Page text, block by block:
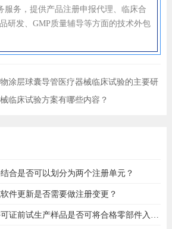
服务，提供产品注册申报代理、临床合
研发、GMP质量辅导等方面的技术外包
涂层球囊导管医疗器械临床试验的主要研
临床试验方案有哪些内容？
合是否可以划分为两个注册单元？
件更新是否需要做注册变更？
证前试生产样品是否可将合格零部件入原